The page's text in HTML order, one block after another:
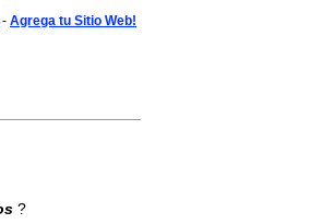
- Agrega tu Sitio Web!
?